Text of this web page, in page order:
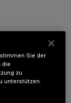
Sie der
die
zu
unterstützen.